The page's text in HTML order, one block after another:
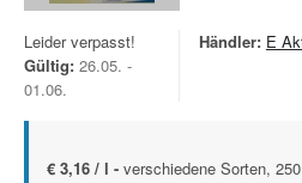
Leider verpasst!
Gültig: 26.05. -
01.06.
Händler: E
€ 3,16 / l - verschiedene Sorten,